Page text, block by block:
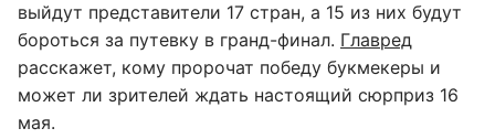
выйдут представители 17 стран, а 15 из них будут
бороться за путевку в гранд-финал. Главред
расскажет, кому пророчат победу букмекеры и
может ли зрителей ждать настоящий сюрприз 16
мая.